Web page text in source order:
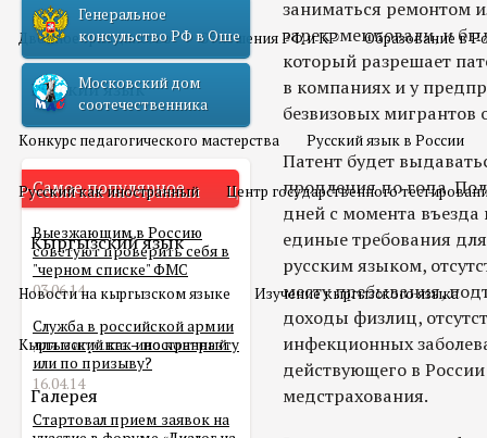
Двойное гражданство Отношения РФ и КР Образование в
Русский язык
Конкурс педагогического мастерства Русский язык в России
Русский как иностранный Центр государственного
Кыргызский язык
Новости на кыргызском языке Изучение кыргызского языка
Кыргызский как иностранный
Галерея
Генеральное
консульство РФ в Оше
Московский дом
соотечественника
Самое популярное
Выезжающим в Россию
советуют проверить себя в
"черном списке" ФМС
03.06.14
Служба в российской армии
для мигранта – по контракту
или по призыву?
16.04.14
Стартовал прием заявок на
заниматься ремонтом
зарекомендовали, и
который разрешает
в компаниях и у
безвизовых мигрантов
Патент будет
продления до года.
дней с момента въезда
единые требования
русским языком,
месту пребывания,
доходы физлиц,
инфекционных
действующего в
медстрахования.